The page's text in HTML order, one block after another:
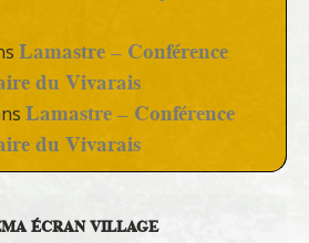
Lamastre – Conférence
du Vivarais
Lamastre – Conférence
du Vivarais
ÉCRAN VILLAGE